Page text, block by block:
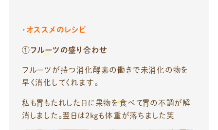
・オススメのレシピ
①フルーツの盛り合わせ
フルーツが持つ消化酵素の働きで未消化の物を
早く消化してくれます。
私も胃もたれした日に果物を食べて胃の不調が解
消しました。翌日は2kgも体重が落ちました笑